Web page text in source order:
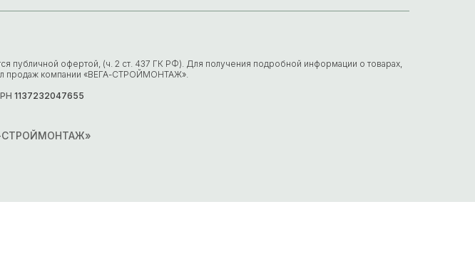
публичной офертой, (ч. 2 ст. 437 ГК РФ). Для получения подробной информации о товарах,
продаж компании «ВЕГА-СТРОЙМОНТАЖ».
1137232047655
СТРОЙМОНТАЖ»